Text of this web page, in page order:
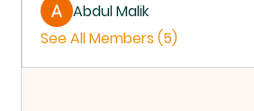
Abdul Malik
See All Members (5)